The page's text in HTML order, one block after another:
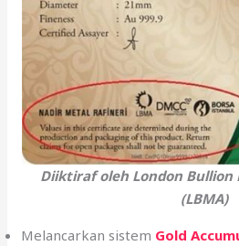
Diiktiraf oleh London
(LBMA)
Melancarkan sistem Gold